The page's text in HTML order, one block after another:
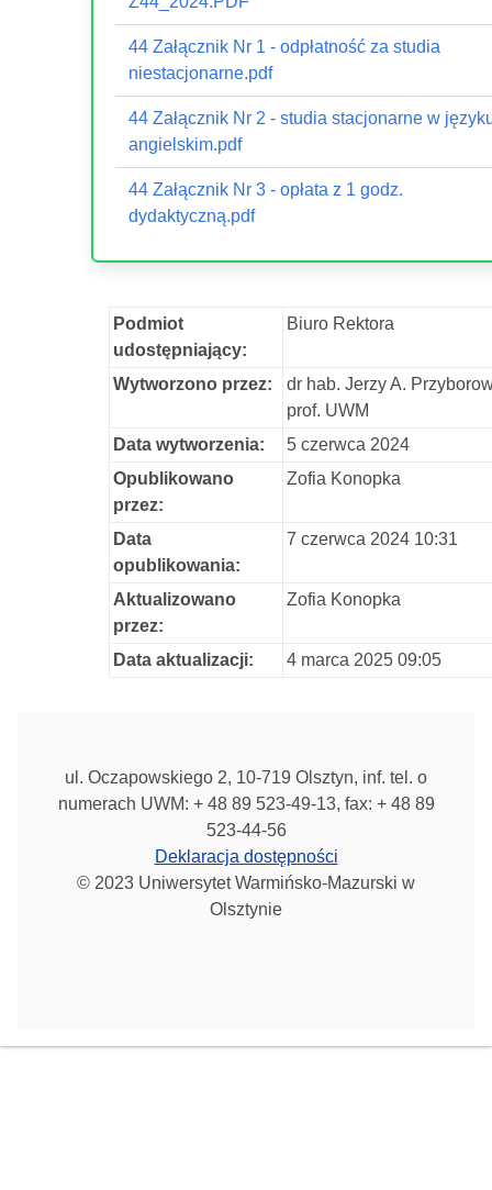
44 Załącznik Nr 1 - odpłatność za studia
niestacjonarne.pdf
44 Załącznik Nr 2 - studia stacjonarne w
angielskim.pdf
44 Załącznik Nr 3 - opłata z 1 godz.
dydaktyczną.pdf
Podmiot
udostępniający:
Biuro Rektora
Wytworzono przez:
dr hab. Jerzy A.
prof. UWM
Data wytworzenia:
5 czerwca 2024
Opublikowano
przez:
Zofia Konopka
Data
opublikowania:
7 czerwca 2024 10:31
Aktualizowano
przez:
Zofia Konopka
Data aktualizacji: 4 marca 2025 09:05
ul. Oczapowskiego 2, 10-719 Olsztyn, inf. tel. o
numerach UWM: + 48 89 523-49-13, fax: + 48 89
523-44-56
Deklaracja dostępności
© 2023 Uniwersytet Warmińsko-Mazurski w
Olsztynie